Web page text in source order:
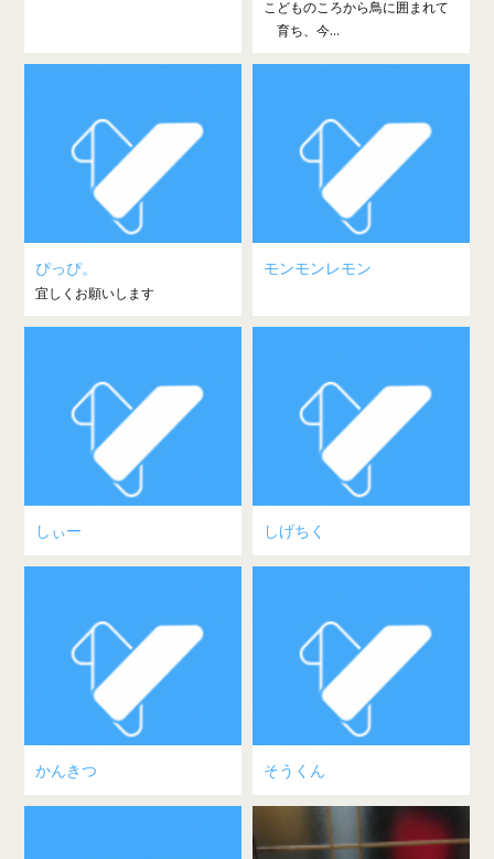
こどものころから鳥に囲まれて
育ち、今...
ぴっぴ。
宜しくお願いします
モンモンレモン
しぃー しげちく
かんきつ そうくん